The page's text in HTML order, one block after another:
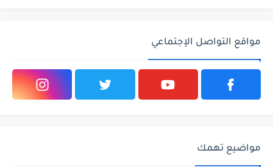
مواقع التواصل الإجتماعي
مواضيع تهمك